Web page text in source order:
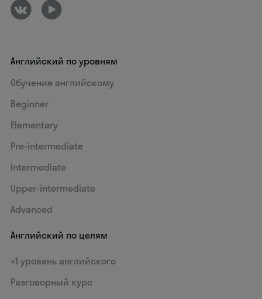
Английский по уровням
Обучение английскому
Beginner
Elementary
Pre-intermediate
Intermediate
Upper-intermediate
Advanced
Английский по целям
+1 уровень английского
Разговорный курс